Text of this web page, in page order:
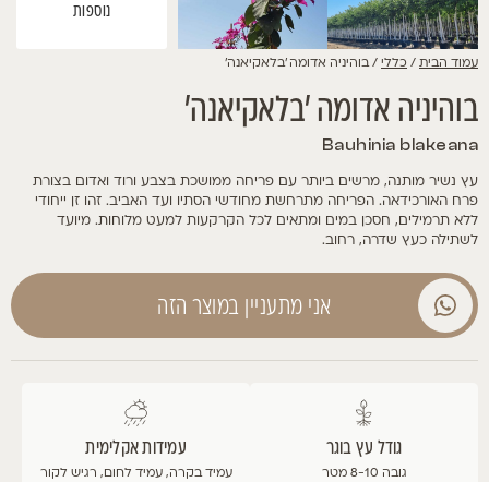
נוספות
עמוד הבית/כללי/ בוהיניה אדומה 'בלאקיאנה'
בוהיניה אדומה 'בלאקיאנה'
Bauhinia blakeana
עץ נשיר מותנה, מרשים ביותר עם פריחה ממושכת בצבע ורוד ואדום בצורת
פרח האורכידאה. הפריחה מתרחשת מחודשי הסתיו ועד האביב. זהו זן ייחודי
ללא תרמילים, חסכן במים ומתאים לכל הקרקעות למעט מלוחות. מיועד
לשתילה כעץ שדרה, רחוב.
אני מתעניין במוצר הזה
גודל עץ בוגר
גובה 8-10 מטר
עמידות אקלימית
עמיד בקרה, עמיד לחום, רגיש לקור